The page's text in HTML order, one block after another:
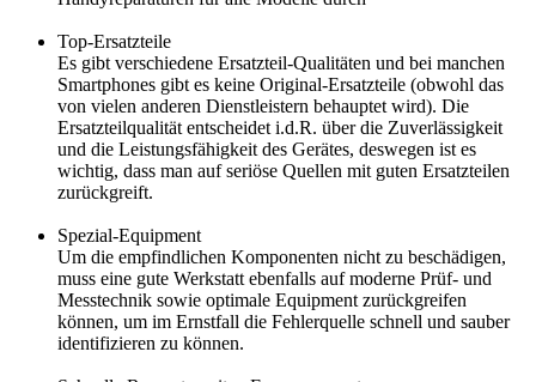
Top-Ersatzteile
Es gibt verschiedene Ersatzteil-Qualitäten und bei manchen
Smartphones gibt es keine Original-Ersatzteile (obwohl das
von vielen anderen Dienstleistern behauptet wird). Die
Ersatzteilqualität entscheidet i.d.R. über die Zuverlässigkeit
und die Leistungsfähigkeit des Gerätes, deswegen ist es
wichtig, dass man auf seriöse Quellen mit guten Ersatzteilen
zurückgreift.
Spezial-Equipment
Um die empfindlichen Komponenten nicht zu beschädigen,
muss eine gute Werkstatt ebenfalls auf moderne Prüf- und
Messtechnik sowie optimale Equipment zurückgreifen
können, um im Ernstfall die Fehlerquelle schnell und sauber
identifizieren zu können.